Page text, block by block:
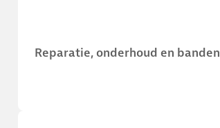
Reparatie, onderhoud en banden